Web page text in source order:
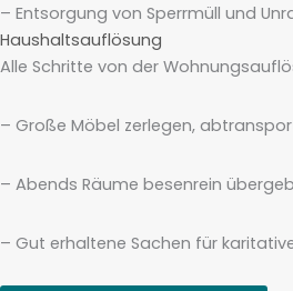
– Entsorgung von Sperrmüll und
Haushaltsauflösung
Alle Schritte von der
– Große Möbel zerlegen,
– Abends Räume besenrein
– Gut erhaltene Sachen für